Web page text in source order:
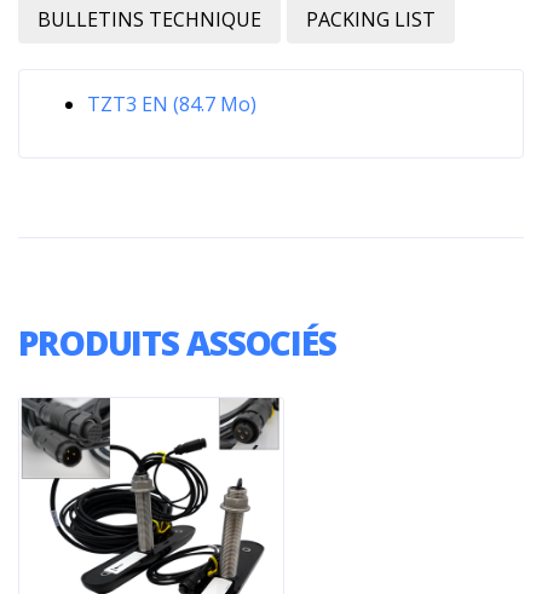
BULLETINS TECHNIQUE PACKING LIST
TZT3 EN (84.7 Mo)
PRODUITS ASSOCIÉS